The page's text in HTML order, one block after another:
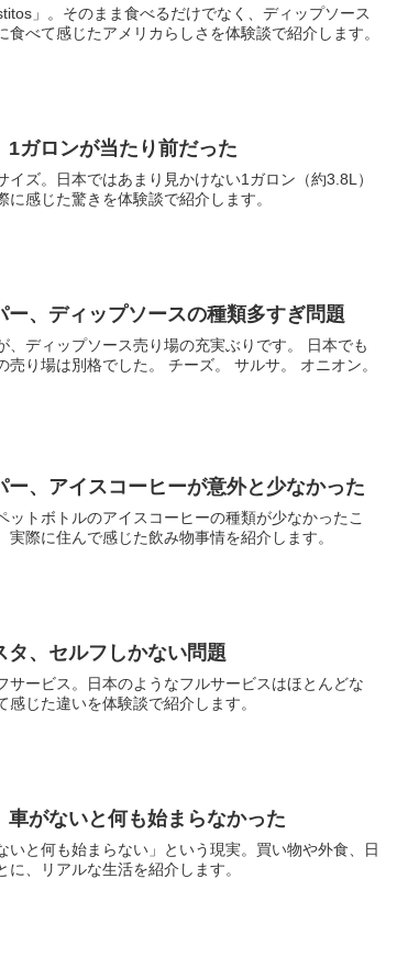
」。そのまま食べるだけでなく、ディップソース
べて感じたアメリカらしさを体験談で紹介します。
1ガロンが当たり前だった
ズ。日本ではあまり見かけない1ガロン（約3.8L）
感じた驚きを体験談で紹介します。
ー、ディップソースの種類多すぎ問題
ディップソース売り場の充実ぶりです。 日本でも
り場は別格でした。 チーズ。 サルサ。 オニオン。
ー、アイスコーヒーが意外と少なかった
トボトルのアイスコーヒーの種類が少なかったこ
際に住んで感じた飲み物事情を紹介します。
タ、セルフしかない問題
サービス。日本のようなフルサービスはほとんどな
じた違いを体験談で紹介します。
がないと何も始まらなかった
と何も始まらない」という現実。買い物や外食、日
、リアルな生活を紹介します。